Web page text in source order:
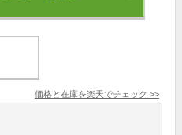
価格と在庫を楽天でチェック >>